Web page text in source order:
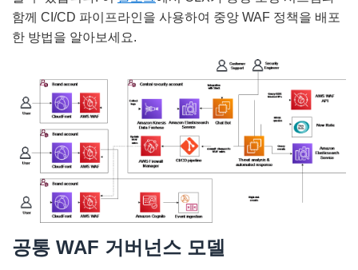
함께 CI/CD 파이프라인을 사용하여 중앙 WAF 정책을 배포
한 방법을 알아보세요.
공통 WAF 거버넌스 모델